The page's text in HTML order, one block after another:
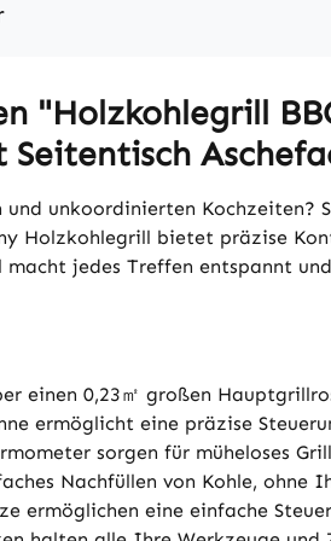
"Holzkohlegrill
Seitentisch
unkoordinierten Kochzeiten?
Holzkohlegrill bietet präzise
macht jedes Treffen entspannt
einen 0,23㎡ großen
ermöglicht eine präzise
sorgen für müheloses
Nachfüllen von Kohle, ohne
ermöglichen eine einfache